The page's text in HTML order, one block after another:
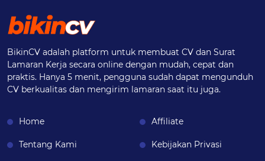
BikinCV adalah platform untuk membuat CV dan Surat
Lamaran Kerja secara online dengan mudah, cepat dan
praktis. Hanya 5 menit, pengguna sudah dapat mengunduh
CV berkualitas dan mengirim lamaran saat itu juga.
Home
Tentang Kami
Affiliate
Kebijakan Privasi